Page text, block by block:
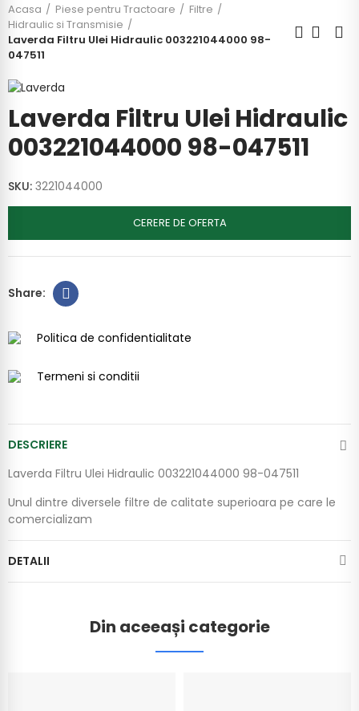
Acasa Piese pentru Tractoare
Filtre
Hidraulic si Transmisie
Laverda Filtru Ulei Hidraulic 003221044000 98-
047511
Laverda Filtru Ulei Hidraulic
003221044000 98-047511
SKU: 3221044000
CERERE DE OFERTA
Politica de confidentialitate
Termeni si conditii
DESCRIERE
Laverda Filtru Ulei Hidraulic 003221044000 98-047511
Unul dintre diversele filtre de calitate superioara pe care le
comercializam
DETALII
Din aceeași categorie